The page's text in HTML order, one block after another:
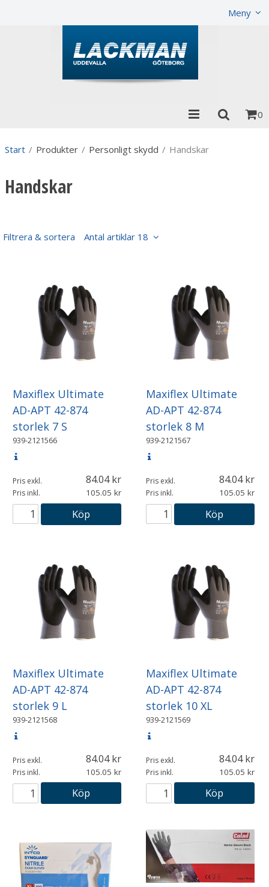
Meny
0
Start / Produkter / Personligt skydd / Handskar
Handskar
Filtrera & sortera Antal artiklar 18
Maxiflex Ultimate
AD-APT 42-874
storlek 7 S
939-2121566
Pris exkl. 84.04
Pris inkl. 105.05
Köp
Maxiflex Ultimate
AD-APT 42-874
storlek 8 M
939-2121567
Pris exkl. 84.04
Pris inkl. 105.05
Köp
Maxiflex Ultimate
AD-APT 42-874
storlek 9 L
939-2121568
Pris exkl. 84.04
Pris inkl. 105.05
Köp
Maxiflex Ultimate
AD-APT 42-874
storlek 10 XL
939-2121569
Pris exkl. 84.04
Pris inkl. 105.05
Köp